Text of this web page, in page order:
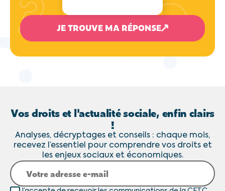
JE TROUVE MA RÉPONSE
Vos droits et l'actualité sociale, enfin clairs
!
Analyses, décryptages et conseils : chaque mois,
recevez l’essentiel pour comprendre vos droits et
les enjeux sociaux et économiques.